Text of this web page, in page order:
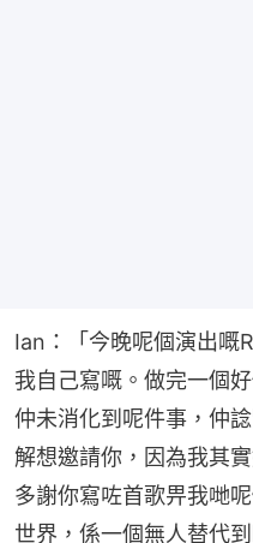
Ian：「今晚呢個演出嘅
我自己寫嘅。做完一個
仲未消化到呢件事，仲
解想邀請你，因為我其
多謝你寫咗首歌畀我哋
世界，係一個無人替代到